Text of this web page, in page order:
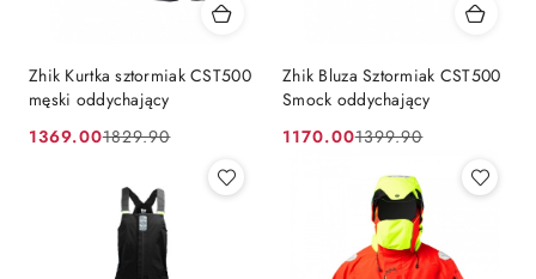
Zhik Kurtka sztormiak CST500
męski oddychający
Cena
1369.00
Cena
1829.90
Zhik Bluza Sztormiak CST500
Smock oddychający
Cena
promocyjna:
1170.00
Cena
1399.90